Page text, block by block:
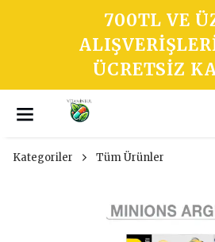
700TL VE
ÜCRETSIZ
Kategoriler Tüm Ürünler